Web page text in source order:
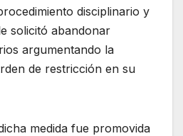
disciplinario y
solicitó abandonar
argumentando la
de restricción en su
medida fue promovida